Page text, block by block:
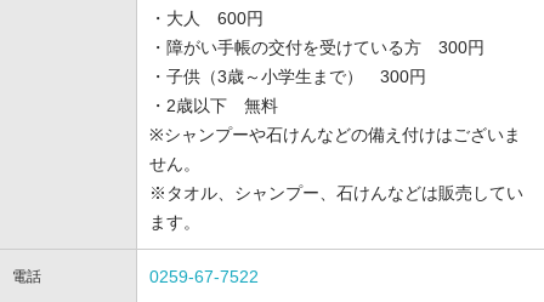
・大人 600円
・障がい手帳の交付を受けている方 300円
・子供（3歳～小学生まで） 300円
・2歳以下 無料
※シャンプーや石けんなどの備え付けはございま
せん。
※タオル、シャンプー、石けんなどは販売してい
ます。
電話 0259-67-7522